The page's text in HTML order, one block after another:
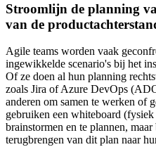
Stroomlijn de planning
van de
Agile teams worden vaak
ingewikkelde scenario's bij het
Of ze doen al hun planning
zoals Jira of Azure DevOps
anderen om samen te werken of
gebruiken een whiteboard
brainstormen en te plannen,
terugbrengen van dit plan naar